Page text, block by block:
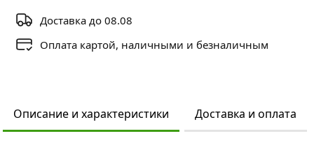
Доставка до 08.08
Оплата картой, наличными и безналичным
Описание и характеристики Доставка и оплата